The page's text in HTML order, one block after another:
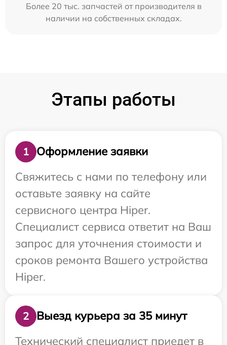
Более 20 тыс. запчастей от производителя в
наличии на собственных складах.
Этапы работы
1
Оформление заявки
Свяжитесь с нами по телефону или
оставьте заявку на сайте
сервисного центра Hiper.
Специалист сервиса ответит на Ваш
запрос для уточнения стоимости и
сроков ремонта Вашего устройства
Hiper.
2
Выезд курьера за 35 минут
Технический специалист приедет в